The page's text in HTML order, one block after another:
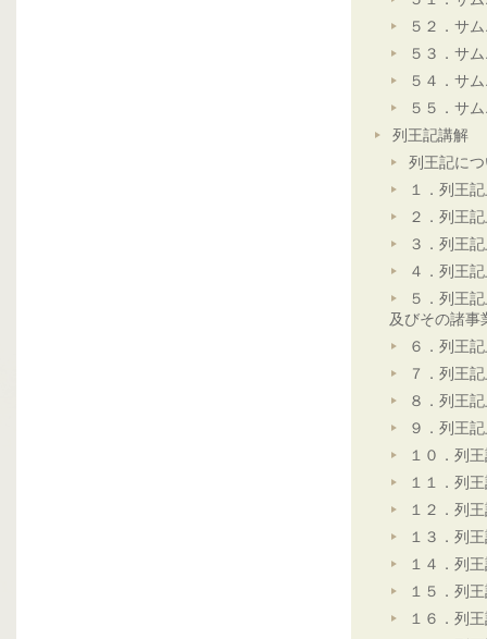
５２．サ
５３．サ
５４．サ
５５．サ
列王記講解
列王記に
１．列王
２．列王
３．列王
４．列王
５．列王
及びその諸事
６．列王
７．列王
８．列王
９．列王
１０．列
１１．列
１２．列
１３．列
１４．列
１５．列
１６．列